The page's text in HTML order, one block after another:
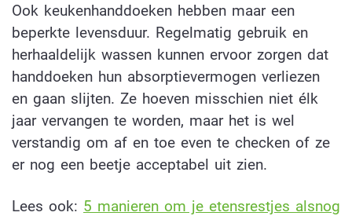
Ook keukenhanddoeken hebben maar een
beperkte levensduur. Regelmatig gebruik en
herhaaldelijk wassen kunnen ervoor zorgen dat
handdoeken hun absorptievermogen verliezen
en gaan slijten. Ze hoeven misschien niet élk
jaar vervangen te worden, maar het is wel
verstandig om af en toe even te checken of ze
er nog een beetje acceptabel uit zien.
Lees ook: 5 manieren om je etensrestjes alsnog